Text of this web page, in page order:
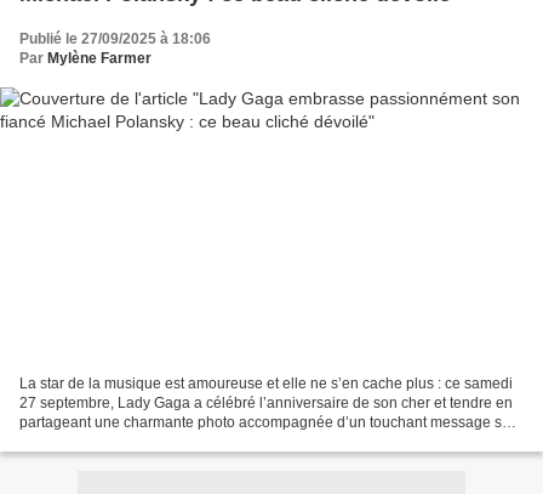
Publié le 27/09/2025 à 18:06
Par Mylène Farmer
La star de la musique est amoureuse et elle ne s’en cache plus : ce samedi
27 septembre, Lady Gaga a célébré l’anniversaire de son cher et tendre en
partageant une charmante photo accompagnée d’un touchant message sur